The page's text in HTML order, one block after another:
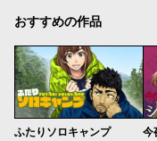
おすすめの作品
ふたりソロキャンプ